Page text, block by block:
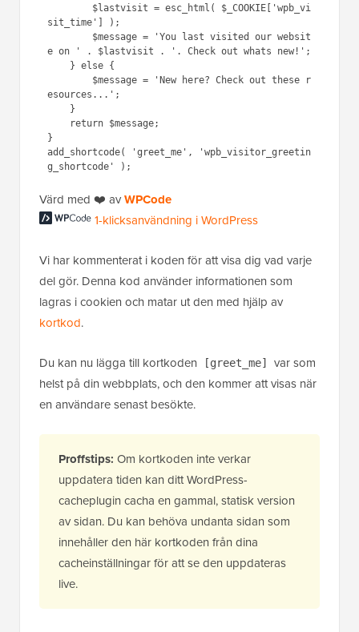
sit_time'] );
e on ' . $lastvisit . '. Check out whats new!';
esources...';
}
add_shortcode( 'greet_me', 'wpb_visitor_greetin
Värd med ❤️ avWPCode
1-klicksanvändning i WordPress
Vi har kommenterat i koden för att visa dig vad varje
del gör. Denna kod använder informationen som
lagras i cookien och matar ut den med hjälp av
kortkod.
Du kan nu lägga till kortkoden [greet_me]
var som
helst på din webbplats, och den kommer att visas när
en användare senast besökte.
Proffstips: Om kortkoden inte verkar
uppdatera tiden kan ditt WordPress-
cacheplugin cacha en gammal, statisk version
av sidan. Du kan behöva undanta sidan som
innehåller den här kortkoden från dina
cacheinställningar för att se den uppdateras
live.